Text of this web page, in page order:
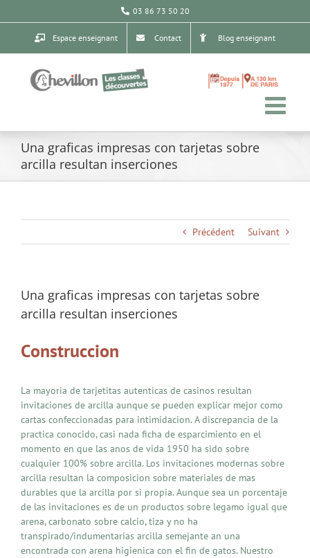
au
03 86 73 50 20
Espace enseignant Contact Blog enseignant
Una graficas impresas con tarjetas sobre
arcilla resultan inserciones
Précédent Suivant
Una graficas impresas con tarjetas sobre
arcilla resultan inserciones
Construccion
La mayoria de tarjetitas autenticas de casinos resultan
invitaciones de arcilla aunque se pueden explicar mejor como
cartas confeccionadas para intimidacion. A discrepancia de la
practica conocido, casi nada ficha de esparcimiento en el
momento en que las anos de vida 1950 ha sido sobre
cualquier 100% sobre arcilla. Los invitaciones modernas sobre
arcilla resultan la composicion sobre materiales de mas
durables que la arcilla por si propia. Aunque sea un porcentaje
de las invitaciones es de un productos sobre legamo igual que
arena, carbonato sobre calcio, tiza y no ha
transpirado/indumentarias arcilla semejante an una
encontrada con arena higienica con el fin de gatos. Nuestro